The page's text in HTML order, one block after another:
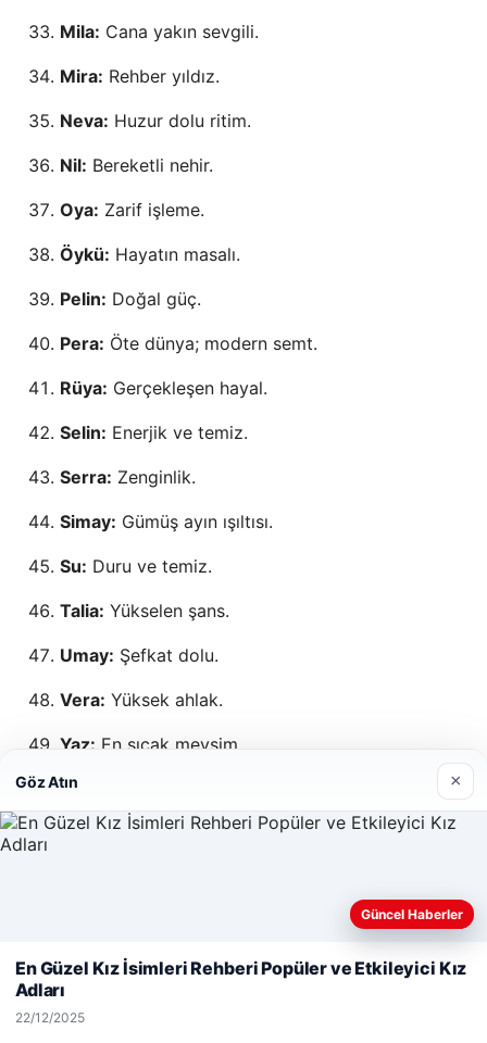
Mila: Cana yakın sevgili.
Mira: Rehber yıldız.
Neva: Huzur dolu ritim.
Nil: Bereketli nehir.
Oya: Zarif işleme.
Öykü: Hayatın masalı.
Pelin: Doğal güç.
Pera: Öte dünya; modern semt.
Rüya: Gerçekleşen hayal.
Selin: Enerjik ve temiz.
Serra: Zenginlik.
Simay: Gümüş ayın ışıltısı.
Su: Duru ve temiz.
Talia: Yükselen şans.
Umay: Şefkat dolu.
Vera: Yüksek ahlak.
Yaz: En sıcak mevsim.
Zümra:
Sütten kesilmiş;
Zeynep:
Web sitemizi nasıl kullandığınızı daha iyi anlayabilmek,
kullanıyoruz.Çerez Politikamız
Göz Atın ×
Güncel Haberler
En Güzel Kız İsimleri Rehberi Popüler ve Etkileyici Kız
Adları
22/12/2025